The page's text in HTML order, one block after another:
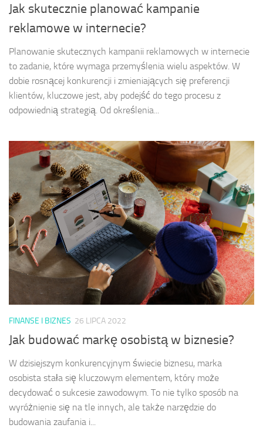
Jak skutecznie planować kampanie
reklamowe w internecie?
Planowanie skutecznych kampanii reklamowych w internecie
to zadanie, które wymaga przemyślenia wielu aspektów. W
dobie rosnącej konkurencji i zmieniających się preferencji
klientów, kluczowe jest, aby podejść do tego procesu z
odpowiednią strategią. Od określenia...
FINANSE I BIZNES 26 LIPCA 2022
Jak budować markę osobistą w biznesie?
W dzisiejszym konkurencyjnym świecie biznesu, marka
osobista stała się kluczowym elementem, który może
decydować o sukcesie zawodowym. To nie tylko sposób na
wyróżnienie się na tle innych, ale także narzędzie do
budowania zaufania i...